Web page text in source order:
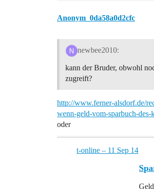
Anonym_0da58a0d2cfc
newbee2010:
kann der Bruder, obwohl
zugreift?
http://www.ferner-alsdorf.de/
wenn-geld-vom-sparbuch-
oder
t-online – 11 Sep 14